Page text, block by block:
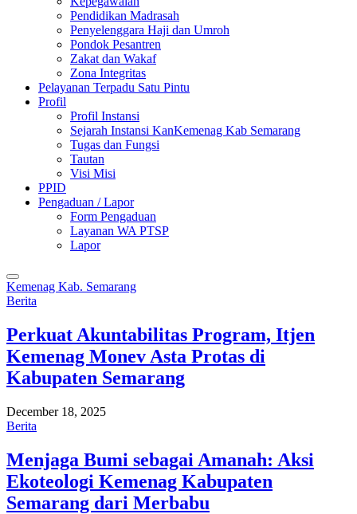
Pendidikan Madrasah
Penyelenggara Haji dan Umroh
Pondok Pesantren
Zakat dan Wakaf
Zona Integritas
Pelayanan Terpadu Satu Pintu
Profil
Profil Instansi
Sejarah Instansi KanKemenag Kab Semarang
Tugas dan Fungsi
Tautan
Visi Misi
PPID
Pengaduan / Lapor
Form Pengaduan
Layanan WA PTSP
Lapor
Kemenag Kab. Semarang
Berita
Perkuat Akuntabilitas Program, Itjen
Kemenag Monev Asta Protas di
Kabupaten Semarang
December 18, 2025
Berita
Menjaga Bumi sebagai Amanah: Aksi
Ekoteologi Kemenag Kabupaten
Semarang dari Merbabu